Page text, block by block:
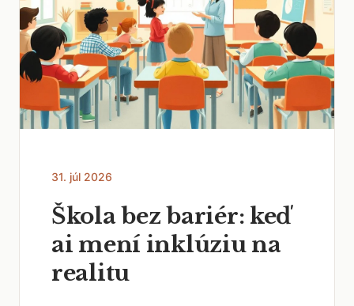
31. júl 2026
Škola bez bariér: keď
ai mení inklúziu na
realitu